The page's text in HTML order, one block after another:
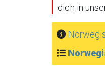
dich in